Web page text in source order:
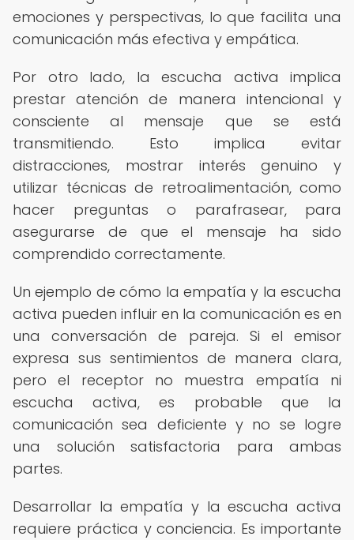
emociones y perspectivas, lo que facilita una
comunicación más efectiva y empática.
Por otro lado, la escucha activa implica
prestar atención de manera intencional y
consciente al mensaje que se está
transmitiendo. Esto implica evitar
distracciones, mostrar interés genuino y
utilizar técnicas de retroalimentación, como
hacer preguntas o parafrasear, para
asegurarse de que el mensaje ha sido
comprendido correctamente.
Un ejemplo de cómo la empatía y la escucha
activa pueden influir en la comunicación es en
una conversación de pareja. Si el emisor
expresa sus sentimientos de manera clara,
pero el receptor no muestra empatía ni
escucha activa, es probable que la
comunicación sea deficiente y no se logre
una solución satisfactoria para ambas
partes.
Desarrollar la empatía y la escucha activa
requiere práctica y conciencia. Es importante